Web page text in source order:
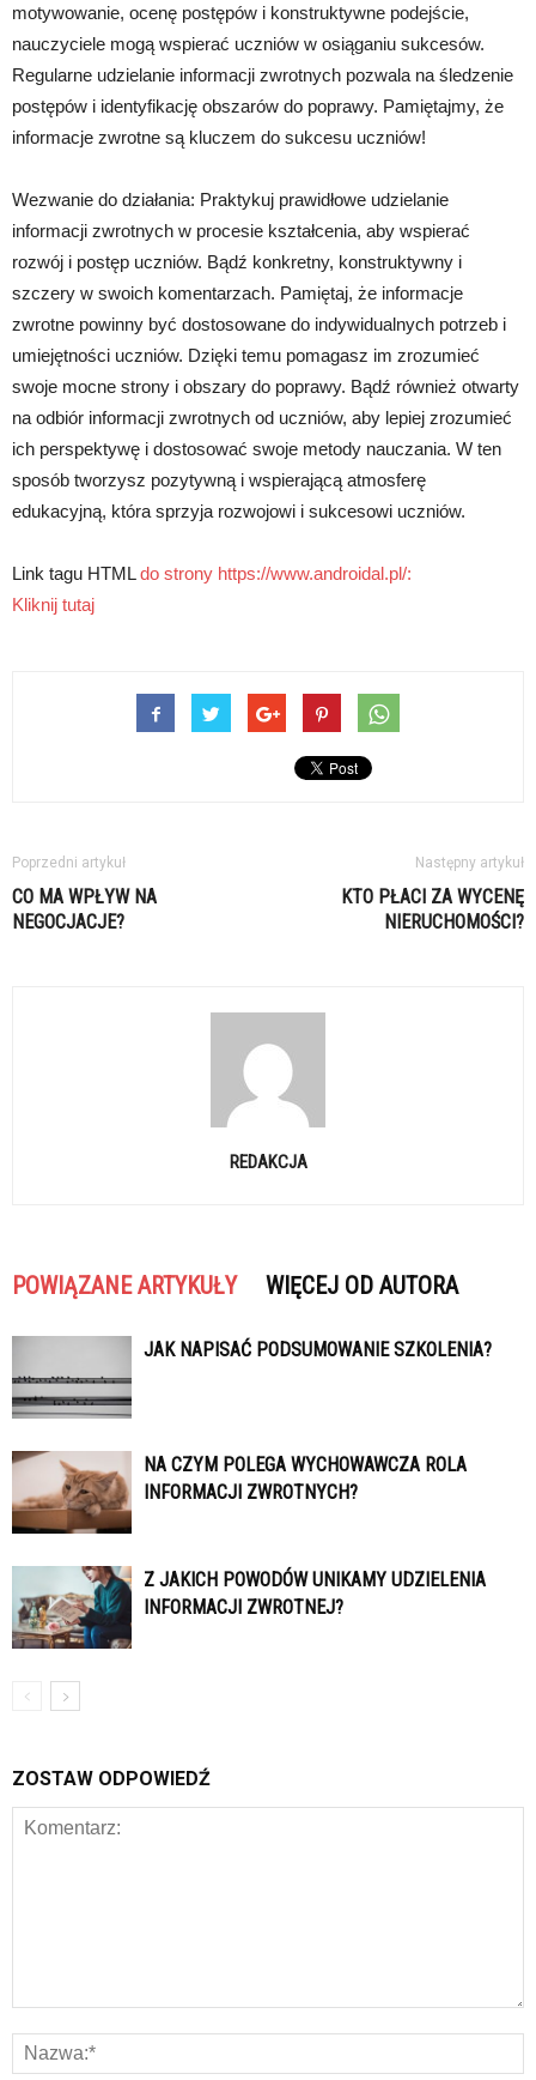
motywowanie, ocenę postępów i konstruktywne podejście,
nauczyciele mogą wspierać uczniów w osiąganiu sukcesów.
Regularne udzielanie informacji zwrotnych pozwala na śledzenie
postępów i identyfikację obszarów do poprawy. Pamiętajmy, że
informacje zwrotne są kluczem do sukcesu uczniów!
Wezwanie do działania: Praktykuj prawidłowe udzielanie
informacji zwrotnych w procesie kształcenia, aby wspierać
rozwój i postęp uczniów. Bądź konkretny, konstruktywny i
szczery w swoich komentarzach. Pamiętaj, że informacje
zwrotne powinny być dostosowane do indywidualnych potrzeb i
umiejętności uczniów. Dzięki temu pomagasz im zrozumieć
swoje mocne strony i obszary do poprawy. Bądź również otwarty
na odbiór informacji zwrotnych od uczniów, aby lepiej zrozumieć
ich perspektywę i dostosować swoje metody nauczania. W ten
sposób tworzysz pozytywną i wspierającą atmosferę
edukacyjną, która sprzyja rozwojowi i sukcesowi uczniów.
Link tagu HTMLdo strony https://www.androidal.pl/:
Kliknij tutaj
Poprzedni artykuł
CO MA WPŁYW NA
NEGOCJACJE?
Następny artykuł
KTO PŁACI ZA WYCENĘ
NIERUCHOMOŚCI?
REDAKCJA
POWIĄZANE ARTYKUŁY WIĘCEJ OD AUTORA
JAK NAPISAĆ PODSUMOWANIE SZKOLENIA?
NA CZYM POLEGA WYCHOWAWCZA ROLA
INFORMACJI ZWROTNYCH?
Z JAKICH POWODÓW UNIKAMY UDZIELENIA
INFORMACJI ZWROTNEJ?
ZOSTAW ODPOWIEDŹ